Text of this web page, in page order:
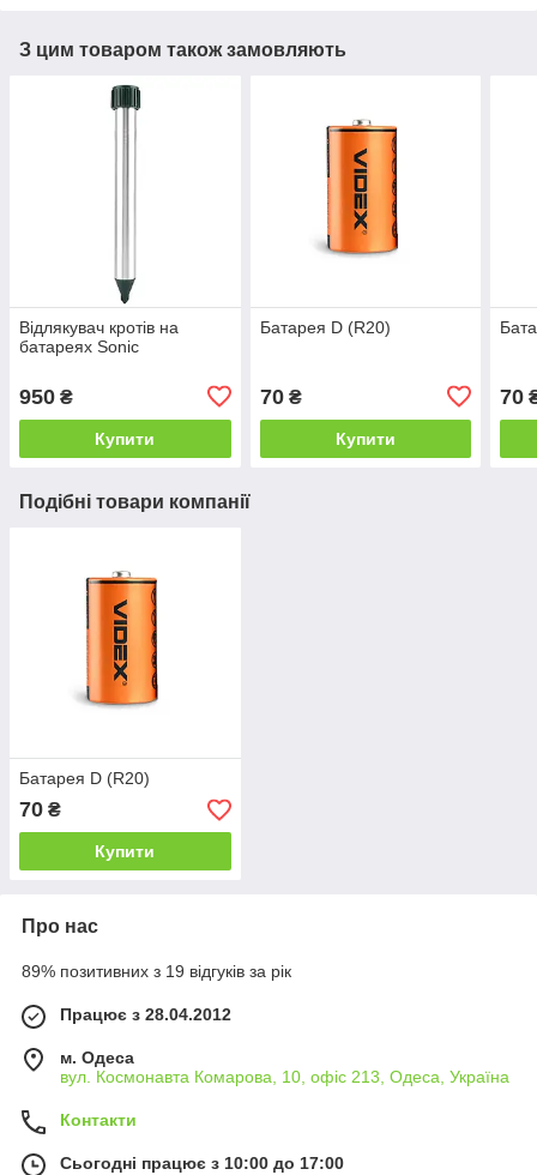
З цим товаром також замовляють
Відлякувач кротів на
батареях Sonic
950 ₴
Купити
Батарея D (R20)
70₴
Купити
70
Подібні товари компанії
Батарея D (R20)
70 ₴
Купити
Про нас
89% позитивних з 19 відгуків за рік
Працює з 28.04.2012
м. Одеса
вул. Космонавта Комарова, 10, офіс 213, Одеса, Україна
Контакти
Сьогодні працює з 10:00 до 17:00